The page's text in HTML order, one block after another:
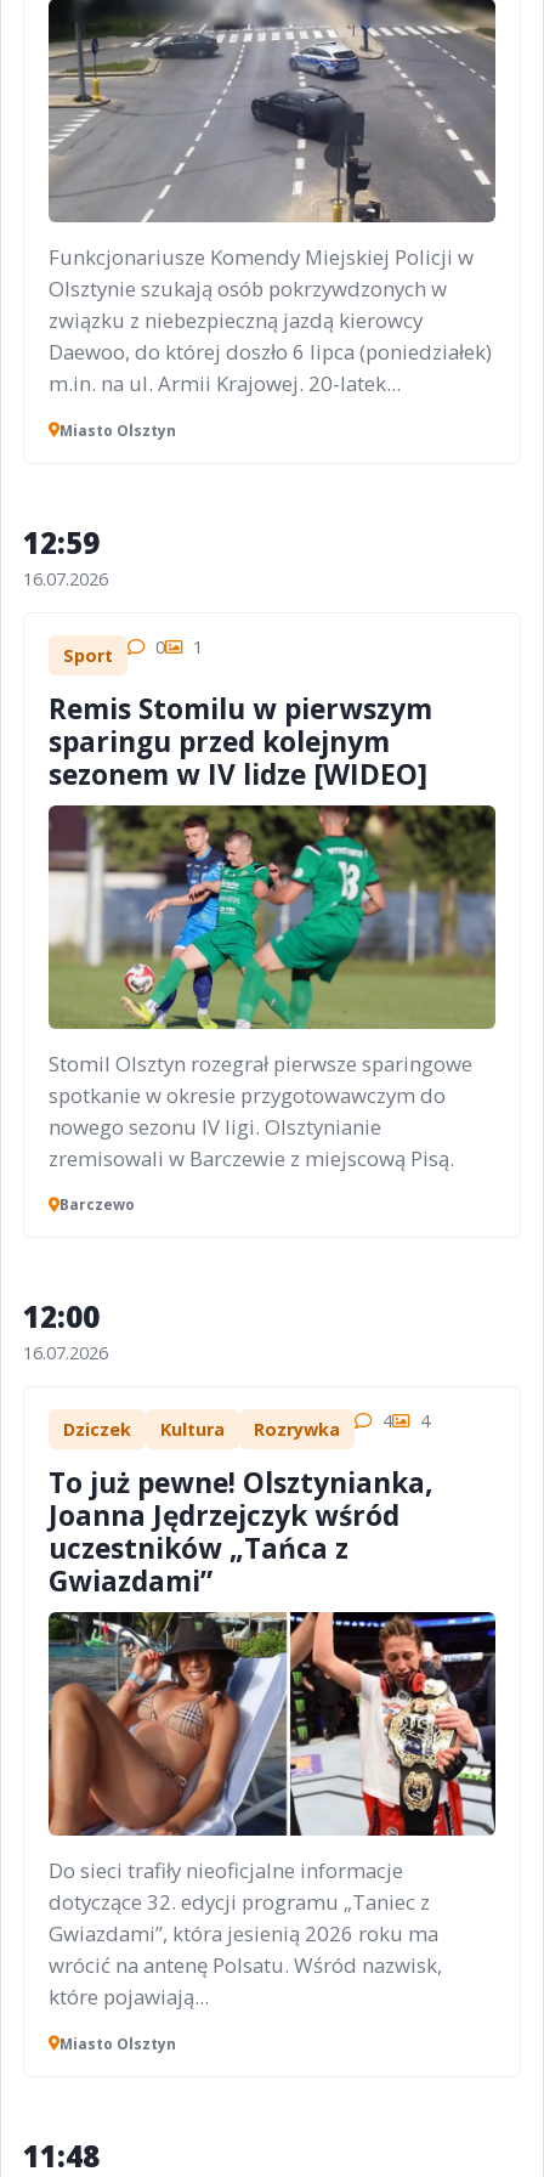
Funkcjonariusze Komendy Miejskiej Policji w
Olsztynie szukają osób pokrzywdzonych w
związku z niebezpieczną jazdą kierowcy
Daewoo, do której doszło 6 lipca (poniedziałek)
m.in. na ul. Armii Krajowej. 20-latek...
Miasto Olsztyn
12:59
16.07.2026
Sport 0 1
Remis Stomilu w pierwszym
sparingu przed kolejnym
sezonem w IV lidze [WIDEO]
Stomil Olsztyn rozegrał pierwsze sparingowe
spotkanie w okresie przygotowawczym do
nowego sezonu IV ligi. Olsztynianie
zremisowali w Barczewie z miejscową Pisą.
Barczewo
12:00
16.07.2026
Dziczek Kultura Rozrywka 4 4
To już pewne! Olsztynianka,
Joanna Jędrzejczyk wśród
uczestników „Tańca z
Gwiazdami”
Do sieci trafiły nieoficjalne informacje
dotyczące 32. edycji programu „Taniec z
Gwiazdami”, która jesienią 2026 roku ma
wrócić na antenę Polsatu. Wśród nazwisk,
które pojawiają...
Miasto Olsztyn
11:48